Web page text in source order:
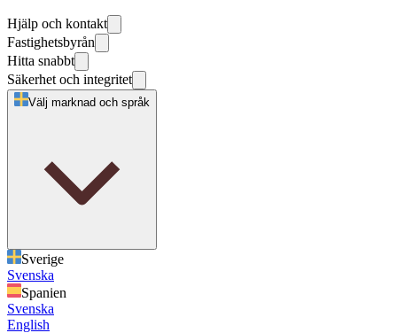
Hjälp och kontakt
Fastighetsbyrån
Hitta snabbt
Säkerhet och integritet
Välj marknad och språk
Sverige
Svenska
Spanien
Svenska
English